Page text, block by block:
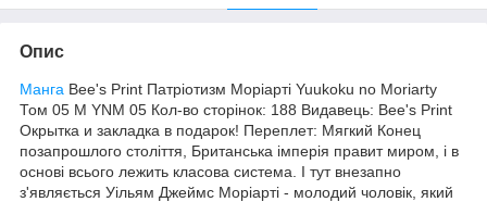
Опис
Манга Bee's Print Патріотизм Моріарті Yuukoku no Moriarty
Том 05 M YNM 05 Кол-во сторінок: 188 Видавець: Bee's Print
Окрытка и закладка в подарок! Переплет: Мягкий Конец
позапрошлого століття, Британська імперія правит миром, і в
основі всього лежить класова система. І тут внезапно
з'являється Уільям Джеймс Моріарті - молодий чоловік, який